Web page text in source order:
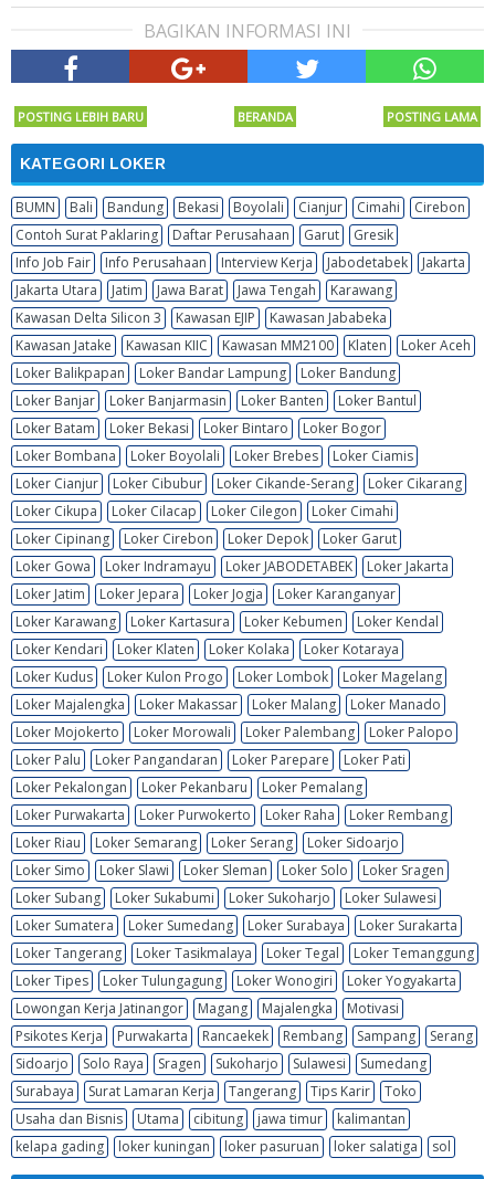
BAGIKAN INFORMASI INI
POSTING LEBIH BARU POSTING LAMA
BERANDA
KATEGORI LOKER
BUMN Bali Bandung Bekasi Boyolali Cianjur Cimahi
Cirebon
Contoh Surat Paklaring
Daftar Perusahaan Garut
Gresik
Info Job Fair
Info Perusahaan Interview Kerja Jabodetabek
Jakarta
Jakarta Utara
Jatim Jawa Barat Jawa Tengah
Karawang
Kawasan Delta Silicon 3
Kawasan EJIP
Kawasan Jababeka
Kawasan Jatake
Kawasan KIIC Kawasan MM2100 Klaten
Loker Aceh
Loker Balikpapan
Loker Bandar Lampung
Loker Bandung
Loker Banjar
Loker Banjarmasin Loker Banten
Loker Bantul
Loker Batam
Loker Bekasi Loker Bintaro
Loker Bogor
Loker Bombana
Loker Boyolali Loker Brebes
Loker Ciamis
Loker Cianjur
Loker Cibubur Loker Cikande-Serang
Loker Cikarang
Loker Cikupa
Loker Cilacap Loker Cilegon
Loker Cimahi
Loker Cipinang
Loker Cirebon Loker Depok
Loker Garut
Loker Gowa
Loker Indramayu Loker JABODETABEK
Loker Jakarta
Loker Jatim
Loker Jepara Loker Jogja
Loker Karanganyar
Loker Karawang
Loker Kartasura Loker Kebumen
Loker Kendal
Loker Kendari
Loker Klaten Loker Kolaka
Loker Kotaraya
Loker Kudus
Loker Kulon Progo Loker Lombok
Loker Magelang
Loker Majalengka
Loker Makassar Loker Malang
Loker Manado
Loker Mojokerto
Loker Morowali Loker Palembang
Loker Palopo
Loker Palu
Loker Pangandaran Loker Parepare
Loker Pati
Loker Pekalongan
Loker Pekanbaru
Loker Pemalang
Loker Purwakarta
Loker Purwokerto Loker Raha
Loker Rembang
Loker Riau
Loker Semarang Loker Serang
Loker Sidoarjo
Loker Simo
Loker Slawi Loker Sleman Loker Solo
Loker Sragen
Loker Subang
Loker Sukabumi Loker Sukoharjo
Loker Sulawesi
Loker Sumatera
Loker Sumedang Loker Surabaya
Loker Surakarta
Loker Tangerang
Loker Tasikmalaya Loker Tegal
Loker Temanggung
Loker Tipes
Loker Tulungagung Loker Wonogiri
Loker Yogyakarta
Lowongan Kerja Jatinangor
Magang Majalengka
Motivasi
Psikotes Kerja
Purwakarta Rancaekek Rembang Sampang
Serang
Sidoarjo
Solo Raya Sragen Sukoharjo Sulawesi
Sumedang
Surabaya
Surat Lamaran Kerja Tangerang Tips Karir
Toko
Usaha dan Bisnis
Utama cibitung jawa timur
kalimantan
kelapa gading
loker kuningan loker pasuruan loker salatiga sol